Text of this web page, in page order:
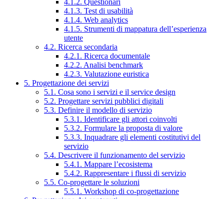
4.1.2. Questionari
4.1.3. Test di usabilità
4.1.4. Web analytics
4.1.5. Strumenti di mappatura dell’esperienza
utente
4.2. Ricerca secondaria
4.2.1. Ricerca documentale
4.2.2. Analisi benchmark
4.2.3. Valutazione euristica
5. Progettazione dei servizi
5.1. Cosa sono i servizi e il service design
5.2. Progettare servizi pubblici digitali
5.3. Definire il modello di servizio
5.3.1. Identificare gli attori coinvolti
5.3.2. Formulare la proposta di valore
5.3.3. Inquadrare gli elementi costitutivi del
servizio
5.4. Descrivere il funzionamento del servizio
5.4.1. Mappare l’ecosistema
5.4.2. Rappresentare i flussi di servizio
5.5. Co-progettare le soluzioni
5.5.1. Workshop di co-progettazione